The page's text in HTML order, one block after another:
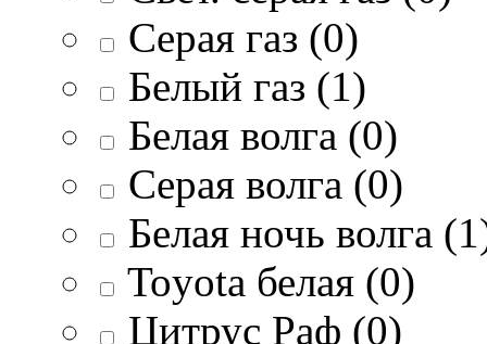
Серая газ (0)
Белый газ (1)
Белая волга (0)
Серая волга (0)
Белая ночь волга
Toyota белая (0)
Цитрус Раф (0)